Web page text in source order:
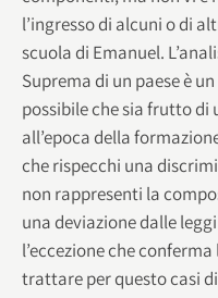
l’ingresso di alcuni o di
scuola di Emanuel.
Suprema di un paese è
possibile che sia frutto
all’epoca della
che rispecchi una
non rappresenti la
una deviazione dalle
l’eccezione che
trattare per questo casi